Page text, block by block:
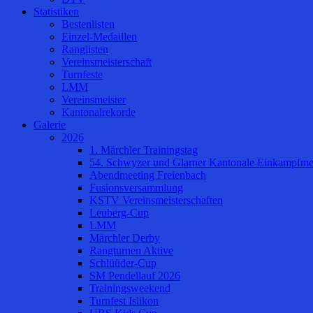
Statistiken
Bestenlisten
Einzel-Medaillen
Ranglisten
Vereinsmeisterschaft
Turnfeste
LMM
Vereinsmeister
Kantonalrekorde
Galerie
2026
1. Märchler Trainingstag
54. Schwyzer und Glarner Kantonale
Abendmeeting Freienbach
Fusionsversammlung
KSTV Vereinsmeisterschaften
Leuberg-Cup
LMM
Märchler Derby
Rangturnen Aktive
Schlüüder-Cup
SM Pendellauf 2026
Trainingsweekend
Turnfest Islikon